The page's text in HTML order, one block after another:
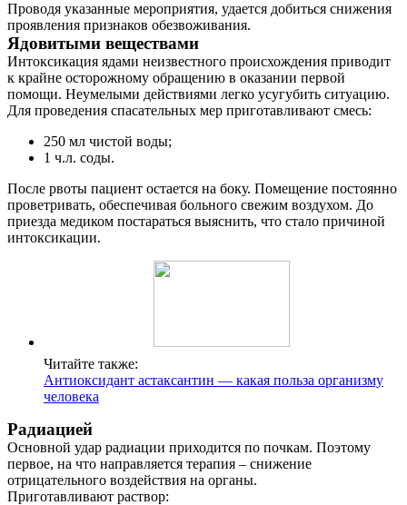
Проводя указанные мероприятия, удается добиться снижения
проявления признаков обезвоживания.
Ядовитыми веществами
Интоксикация ядами неизвестного происхождения приводит
к крайне осторожному обращению в оказании первой
помощи. Неумелыми действиями легко усугубить ситуацию.
Для проведения спасательных мер приготавливают смесь:
250 мл чистой воды;
1 ч.л. соды.
После рвоты пациент остается на боку. Помещение постоянно
проветривать, обеспечивая больного свежим воздухом. До
приезда медиком постараться выяснить, что стало причиной
интоксикации.
Читайте также:
Антиоксидант астаксантин — какая польза организму
человека
Радиацией
Основной удар радиации приходится по почкам. Поэтому
первое, на что направляется терапия – снижение
отрицательного воздействия на органы.
Приготавливают раствор: